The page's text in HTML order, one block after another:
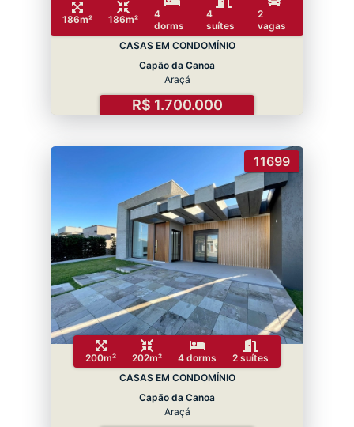
186m² 186m²
4
dorms
4
suítes
2
vagas
CASAS EM CONDOMÍNIO
Capão da Canoa
Araçá
R$ 1.700.000
11699
200m² 202m² 4 dorms
2 suítes
CASAS EM CONDOMÍNIO
Capão da Canoa
Araçá